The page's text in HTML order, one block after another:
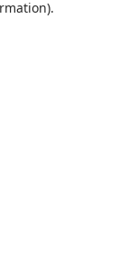
.